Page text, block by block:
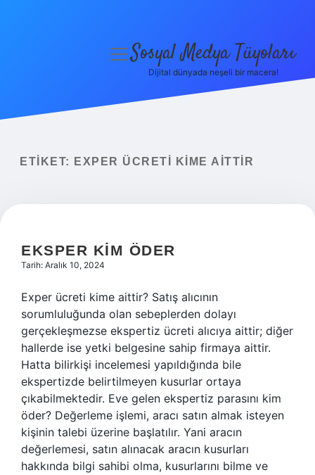
Yasal Uyarı
menüyüSosyal Medya Tüyoları
Dijital dünyada neşeli bir macera!
ETIKET: EXPER ÜCRETI KIME AITTIR
EKSPER KIM ÖDER
Tarih: Aralık 10, 2024
Exper ücreti kime aittir? Satış alıcının
sorumluluğunda olan sebeplerden dolayı
gerçekleşmezse ekspertiz ücreti alıcıya aittir; diğer
hallerde ise yetki belgesine sahip firmaya aittir.
Hatta bilirkişi incelemesi yapıldığında bile
ekspertizde belirtilmeyen kusurlar ortaya
çıkabilmektedir. Eve gelen ekspertiz parasını kim
öder? Değerleme işlemi, aracı satın almak isteyen
kişinin talebi üzerine başlatılır. Yani aracın
değerlemesi, satın alınacak aracın kusurları
hakkında bilgi sahibi olma, kusurlarını bilme ve